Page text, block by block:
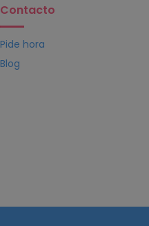
Contacto
Pide hora
Blog